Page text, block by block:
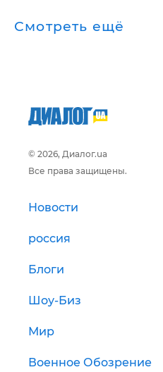
Смотреть ещё
© 2026, Диалог.ua
Все права защищены.
Новости
россия
Блоги
Шоу-Биз
Мир
Военное Обозрение